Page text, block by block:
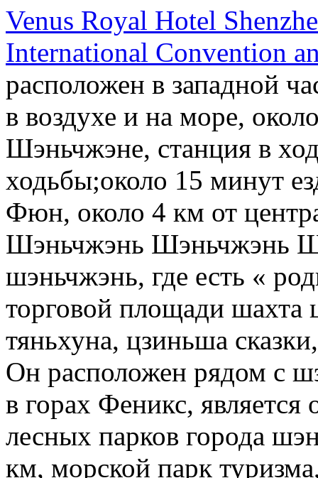
Venus Royal Hotel
International Convention
расположен в западной
в воздухе и на море,
Шэньчжэне, станция в
ходьбы;около 15 минут
Фюн, около 4 км от
Шэньчжэнь Шэньчжэнь
шэньчжэнь, где есть «
торговой площади шахта
тяньхуна, цзиньша
Он расположен рядом с
в горах Феникс,
лесных парков города
км, морской парк